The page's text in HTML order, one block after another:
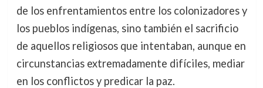
de los enfrentamientos entre los colonizadores y
los pueblos indígenas, sino también el sacrificio
de aquellos religiosos que intentaban, aunque en
circunstancias extremadamente difíciles, mediar
en los conflictos y predicar la paz.